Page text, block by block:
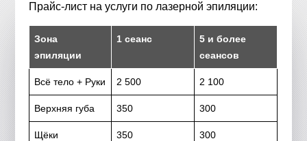
Прайс-лист на услуги по лазерной эпиляции:
Зона
эпиляции
1 сеанс
5 и более
сеансов
Всё тело + Руки 2 500 2 100
Верхняя губа 350 300
Щёки 350 300